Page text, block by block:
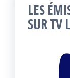
LES
SUR TV